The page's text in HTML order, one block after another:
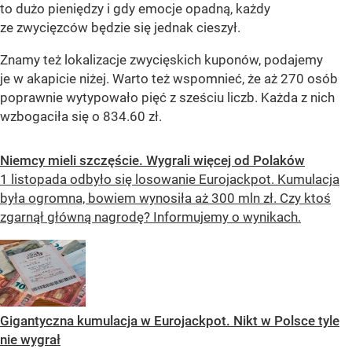
to dużo pieniędzy i gdy emocje opadną, każdy
ze zwycięzców będzie się jednak cieszył.
Znamy też lokalizacje zwycięskich kuponów, podajemy
je w akapicie niżej. Warto też wspomnieć, że aż 270 osób
poprawnie wytypowało pięć z sześciu liczb. Każda z nich
wzbogaciła się o 834.60 zł.
Niemcy mieli szczęście. Wygrali więcej od Polaków
1 listopada odbyło się losowanie Eurojackpot. Kumulacja
była ogromna, bowiem wynosiła aż 300 mln zł. Czy ktoś
zgarnął główną nagrodę? Informujemy o wynikach.
Gigantyczna kumulacja w Eurojackpot. Nikt w Polsce tyle
nie wygrał